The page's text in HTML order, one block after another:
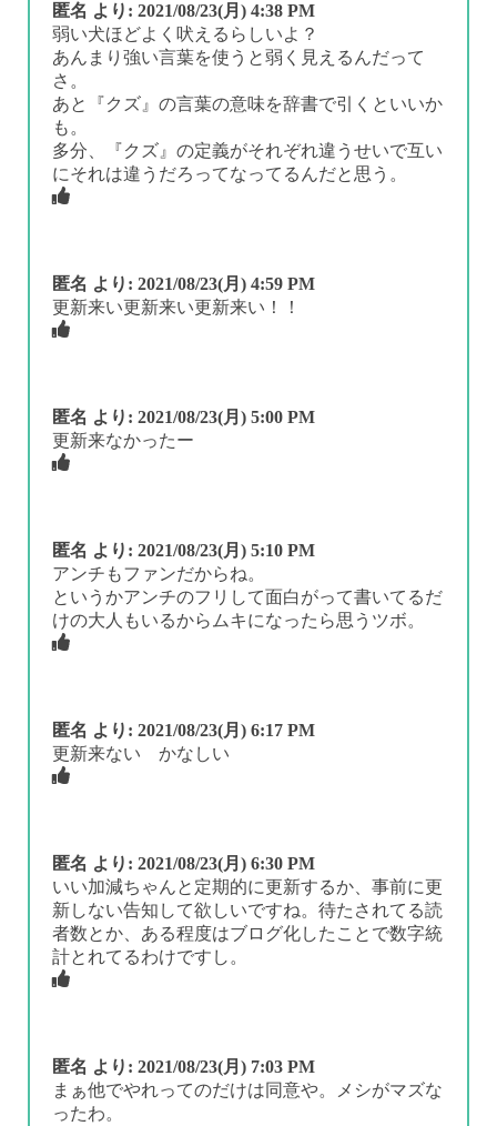
匿名 より: 2021/08/23(月) 4:38 PM
弱い犬ほどよく吠えるらしいよ？
あんまり強い言葉を使うと弱く見えるんだって
さ。
あと『クズ』の言葉の意味を辞書で引くといいか
も。
多分、『クズ』の定義がそれぞれ違うせいで互い
にそれは違うだろってなってるんだと思う。
匿名 より: 2021/08/23(月) 4:59 PM
更新来い更新来い更新来い！！
匿名 より: 2021/08/23(月) 5:00 PM
更新来なかったー
匿名 より: 2021/08/23(月) 5:10 PM
アンチもファンだからね。
というかアンチのフリして面白がって書いてるだ
けの大人もいるからムキになったら思うツボ。
匿名 より: 2021/08/23(月) 6:17 PM
更新来ない かなしい
匿名 より: 2021/08/23(月) 6:30 PM
いい加減ちゃんと定期的に更新するか、事前に更
新しない告知して欲しいですね。待たされてる読
者数とか、ある程度はブログ化したことで数字統
計とれてるわけですし。
匿名 より: 2021/08/23(月) 7:03 PM
まぁ他でやれってのだけは同意や。メシがマズな
ったわ。